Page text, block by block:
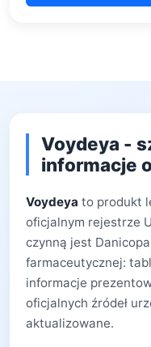
Voydeya -
informacje
Voydeya to produkt
oficjalnym rejestrze
czynną jest
farmaceutycznej:
informacje
oficjalnych źródeł
aktualizowane.